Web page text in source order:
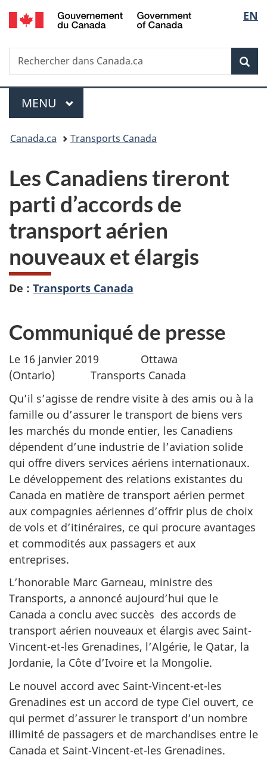
Passer
au
principal
Passer
à
Au
du
Passer
à
version
simplifiée
de
la
EN
Recherche
Rechercher
dans
Menu
MENU PRINCIPAL
Vous
ici :
Canada.ca Transports Canada
Les Canadiens tireront
parti d’accords de
transport aérien
nouveaux et élargis
De : Transports Canada
Communiqué de presse
Le 16 janvier 2019 Ottawa
(Ontario) Transports Canada
Qu’il s’agisse de rendre visite à des amis ou à la
famille ou d’assurer le transport de biens vers
les marchés du monde entier, les Canadiens
dépendent d’une industrie de l’aviation solide
qui offre divers services aériens internationaux.
Le développement des relations existantes du
Canada en matière de transport aérien permet
aux compagnies aériennes d’offrir plus de choix
de vols et d’itinéraires, ce qui procure avantages
et commodités aux passagers et aux
entreprises.
L’honorable Marc Garneau, ministre des
Transports, a annoncé aujourd’hui que le
Canada a conclu avec succès des accords de
transport aérien nouveaux et élargis avec Saint-
Vincent-et-les Grenadines, l’Algérie, le Qatar, la
Jordanie, la Côte d’Ivoire et la Mongolie.
Le nouvel accord avec Saint-Vincent-et-les
Grenadines est un accord de type Ciel ouvert, ce
qui permet d’assurer le transport d’un nombre
illimité de passagers et de marchandises entre le
Canada et Saint-Vincent-et-les Grenadines.